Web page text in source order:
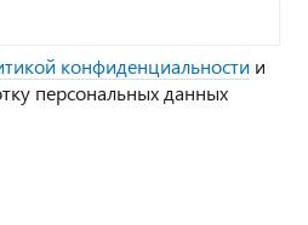
конфиденциальности и
персональных данных